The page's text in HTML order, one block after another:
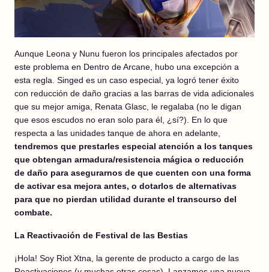
Aunque Leona y Nunu fueron los principales afectados por
este problema en Dentro de Arcane, hubo una excepción a
esta regla. Singed es un caso especial, ya logró tener éxito
con reducción de daño gracias a las barras de vida adicionales
que su mejor amiga, Renata Glasc, le regalaba (no le digan
que esos escudos no eran solo para él, ¿sí?). En lo que
respecta a las unidades tanque de ahora en adelante,
tendremos que prestarles especial atención a los tanques
que obtengan armadura/resistencia mágica o reducción
de daño para asegurarnos de que cuenten con una forma
de activar esa mejora antes, o dotarlos de alternativas
para que no pierdan utilidad durante el transcurso del
combate.
La Reactivación de Festival de las Bestias
¡Hola! Soy Riot Xtna, la gerente de producto a cargo de las